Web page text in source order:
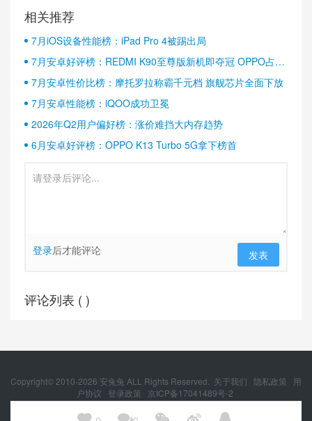
相关推荐
7月iOS设备性能榜：iPad Pro 4被踢出局
7月安卓好评榜：REDMI K90至尊版新机即夺冠 OPPO占据
半壁江山
7月安卓性价比榜：摩托罗拉称霸千元档 旗舰芯片全面下放
7月安卓性能榜：iQOO成功卫冕
2026年Q2用户偏好榜：涨价难挡大内存趋势
6月安卓好评榜：OPPO K13 Turbo 5G拿下榜首
登录后才能评论 发表
评论列表 ( )
Copyright© 2010-2026 安兔兔 ALL Rights Reserved. 关于我们 隐私政策
用
户协议
登录政策
京ICP备17041489号-2
京公网安备 11010502054377号